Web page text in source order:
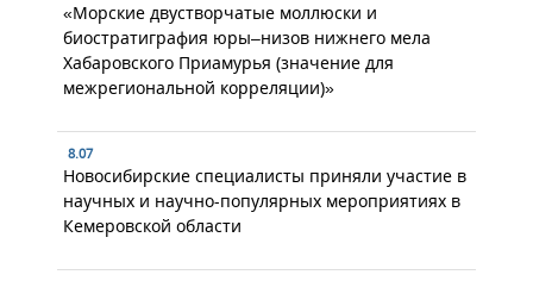
«Морские двустворчатые моллюски и
биостратиграфия юры–низов нижнего мела
Хабаровского Приамурья (значение для
межрегиональной корреляции)»
8.07
Новосибирские специалисты приняли участие в
научных и научно-популярных мероприятиях в
Кемеровской области